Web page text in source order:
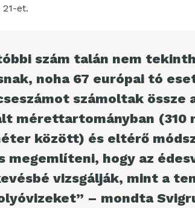
et.
szám talán nem
noha 67 európai tó
számoltak össze
mérettartományban (310
között) és eltérő
megemlíteni, hogy az
vizsgálják, mint a
– mondta